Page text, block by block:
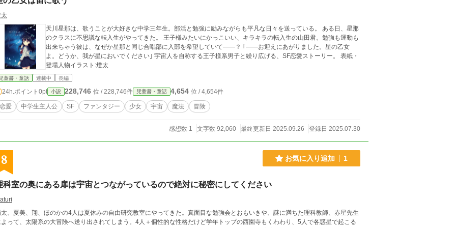
天川星那は、歌うことが大好きな中学三年生。部活と勉強に励みながらも平凡な日々を送っている。 ある日、星那
のクラスに不思議な転入生がやってきた。 王子様みたいにかっこいい、キラキラの転入生の山田君。勉強も運動も
出来ちゃう彼は、なぜか星那と同じ合唱部に入部を希望していて――？ ｢――お迎えにあがりました。星の乙女
よ。どうか、我が星においでください｣ 宇宙人を自称する王子様系男子と繰り広げる、SF恋愛ストーリー。 表紙・
登場人物イラスト:燈太
童書・童話 連載中 長編
24h.ポイント 0pt 小説 228,746 位 / 228,746件 児童書・童話 4,654 位 / 4,654件
恋愛 中学生主人公 SF ファンタジー 少女 宇宙 魔法 冒険
感想数 1 文字数 92,060 最終更新日 2025.09.26 登録日 2025.07.30
8 お気に入り追加 1
科室の奥にある扉は宇宙とつながっているので絶対に秘密にしてください
、夏美、翔、ほのかの4人は夏休みの自由研究教室にやってきた。真面目な勉強会とおもいきや、謎に満ちた理科教師、赤星先生
って、太陽系の大冒険へ送り出されてしまう。4人＋個性的な性格だけど学年トップの西園寺もくわわり、5人で各惑星で起こる